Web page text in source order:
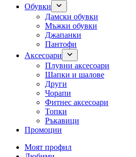
Обувки
Дамски обувки
Мъжки обувки
Джапанки
Пантофи
Аксесоари
Плувни аксесоари
Шапки и шалове
Други
Чорапи
Фитнес аксесоари
Топки
Ръкавици
Промоции
Моят профил